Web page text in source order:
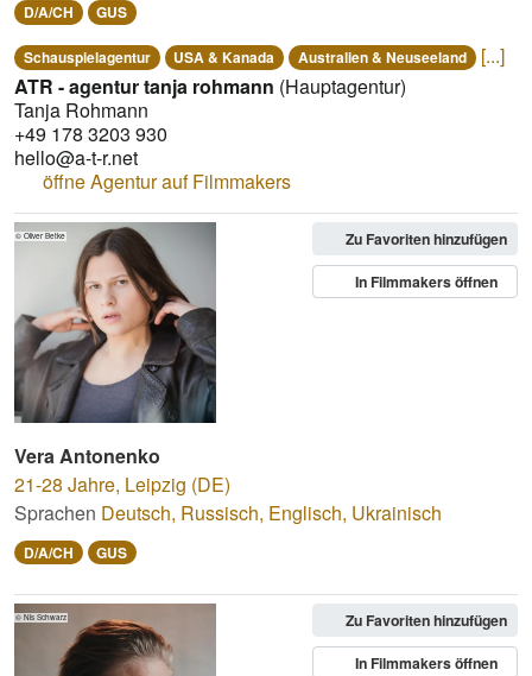
D/A/CH GUS
Schauspielagentur USA & Kanada Australien & Neuseeland
[...]
ATR - agentur tanja rohmann (Hauptagentur)
Tanja Rohmann
+49 178 3203 930
hello@a-t-r.net
öffne Agentur auf Filmmakers
Zu Favoriten hinzufügen
In Filmmakers öffnen
© Oliver Betke
21-28 Jahre, Leipzig (DE)
Sprachen Deutsch, Russisch, Englisch, Ukrainisch
D/A/CH GUS
Vera Antonenko
Zu Favoriten hinzufügen
In Filmmakers öffnen
© Nis Schwarz